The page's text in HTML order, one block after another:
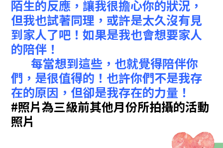
陌生的反應，讓我很擔心你的狀況，
但我也試著同理，或許是太久沒有見
到家人了吧！如果是我也會想要家人
的陪伴！
每當想到這些，也就覺得陪伴你
們，是很值得的！ 也許你們不是我存
在的原因，但卻是我存在的力量！
#照片為三級前其他月份所拍攝的活動
照片